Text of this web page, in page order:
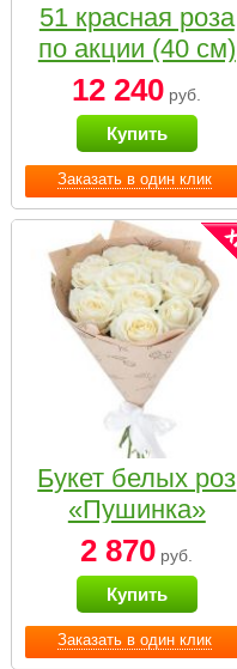
Заказать в один клик
51 красная роза
по акции (40 см)
12 240 руб.
Купить
Заказать в один клик
Букет белых роз
«Пушинка»
2 870 руб.
Купить